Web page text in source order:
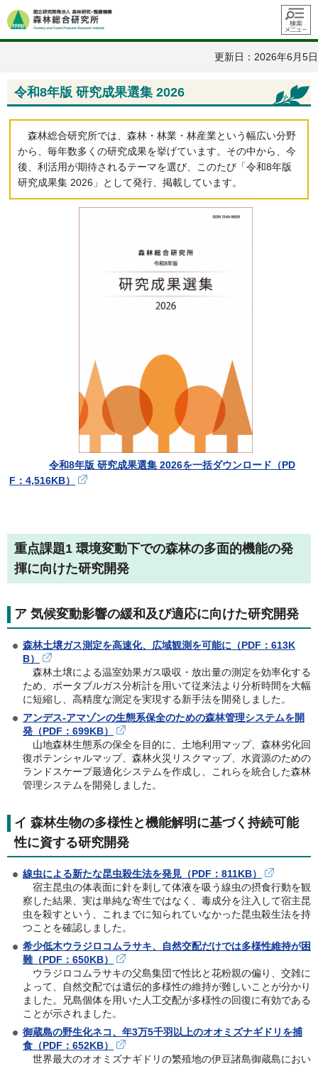
メニュ
ー
更新日：2026年6月5日
令和8年版 研究成果選集 2026
森林総合研究所では、森林・林業・林産業という幅広い分野
から、毎年数多くの研究成果を挙げています。その中から、今
後、利活用が期待されるテーマを選び、このたび「令和8年版
研究成果集 2026」として発行、掲載しています。
令和8年版 研究成果選集 2026を一括ダウンロード（PD
F：4,516KB）
重点課題1 環境変動下での森林の多面的機能の発
揮に向けた研究開発
ア 気候変動影響の緩和及び適応に向けた研究開発
森林土壌ガス測定を高速化、広域観測を可能に（PDF：613K
B）
森林土壌による温室効果ガス吸収・放出量の測定を効率化する
ため、ポータブルガス分析計を用いて従来法より分析時間を大幅
に短縮し、高精度な測定を実現する新手法を開発しました。
アンデス-アマゾンの生態系保全のための森林管理システムを開
発（PDF：699KB）
山地森林生態系の保全を目的に、土地利用マップ、森林劣化回
復ポテンシャルマップ、森林火災リスクマップ、水資源のための
ランドスケープ最適化システムを作成し、これらを統合した森林
管理システムを開発しました。
イ 森林生物の多様性と機能解明に基づく持続可能
性に資する研究開発
線虫による新たな昆虫殺生法を発見（PDF：811KB）
宿主昆虫の体表面に針を刺して体液を吸う線虫の摂食行動を観
察した結果、実は単純な寄生ではなく、毒成分を注入して宿主昆
虫を殺すという、これまでに知られていなかった昆虫殺生法を持
つことを確認しました。
希少低木ウラジロコムラサキ、自然交配だけでは多様性維持が困
難（PDF：650KB）
ウラジロコムラサキの父島集団で性比と花粉親の偏り、交雑に
よって、自然交配では遺伝的多様性の維持が難しいことが分かり
ました。兄島個体を用いた人工交配が多様性の回復に有効である
ことが示されました。
御蔵島の野生化ネコ、年3万5千羽以上のオオミズナギドリを捕
食（PDF：652KB）
世界最大のオオミズナギドリの繁殖地の伊豆諸島御蔵島におい